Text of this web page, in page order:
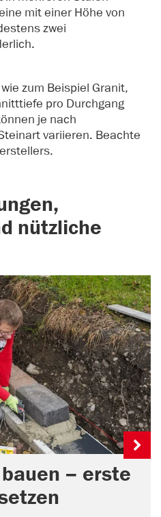
mit einer Höhe von
zwei
zum Beispiel Granit,
pro Durchgang
je nach
variieren. Beachte
nützliche
– erste